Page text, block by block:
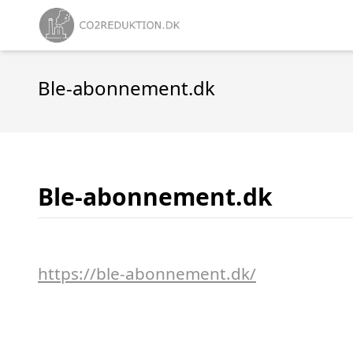
Ble-abonnement.dk
Ble-abonnement.dk
https://ble-abonnement.dk/